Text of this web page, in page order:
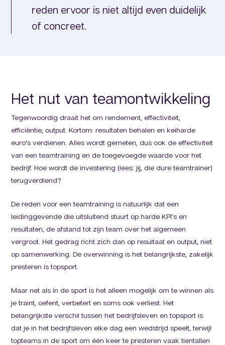
reden ervoor is niet altijd even duidelijk
of concreet.
Het nut van teamontwikkeling
Tegenwoordig draait het om rendement, effectiviteit,
efficiëntie, output. Kortom: resultaten behalen en keiharde
euro’s verdienen. Alles wordt gemeten, dus ook de effectiviteit
van een teamtraining en de toegevoegde waarde voor het
bedrijf. Hoe wordt de investering (lees: jij, die dure teamtrainer)
terugverdiend?
De reden voor een teamtraining is natuurlijk dat een
leidinggevende die uitsluitend stuurt op harde KPI’s en
resultaten, de afstand tot zijn team over het algemeen
vergroot. Het gedrag richt zich dan op resultaat en output, niet
op samenwerking. De overwinning is het belangrijkste, zakelijk
presteren is topsport.
Maar net als in de sport is het alleen mogelijk om te winnen als
je traint, oefent, verbetert en soms ook verliest. Het
belangrijkste verschil tussen het bedrijfsleven en topsport is
dat je in het bedrijfsleven elke dag een wedstrijd speelt, terwijl
topteams in de sport om één keer te presteren vaak tientallen